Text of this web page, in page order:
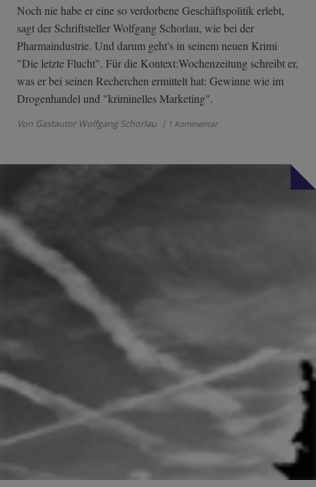
Noch nie habe er eine so verdorbene Geschäftspolitik erlebt,
sagt der Schriftsteller Wolfgang Schorlau, wie bei der
Pharmaindustrie. Und darum geht's in seinem neuen Krimi
"Die letzte Flucht". Für die Kontext:Wochenzeitung schreibt er,
was er bei seinen Recherchen ermittelt hat: Gewinne wie im
Drogenhandel und "kriminelles Marketing".
Von Gastautor Wolfgang Schorlau | 1 Kommentar